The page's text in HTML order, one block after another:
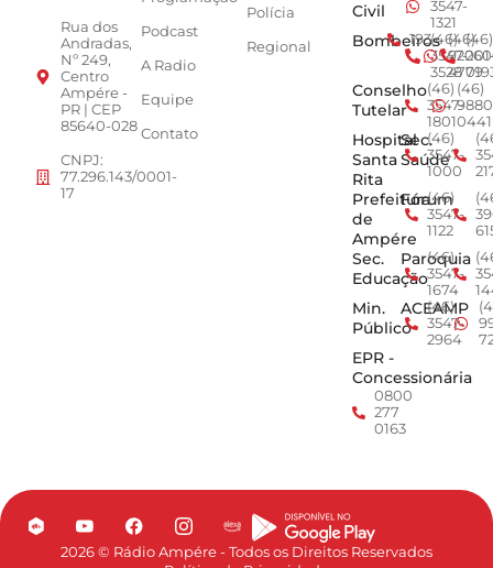
Rua dos
Andradas,
Nº 249,
Centro
Ampére -
PR | CEP
85640-028
CNPJ:
77.296.143/0001-
17
Podcast
A Radio
Equipe
Contato
Polícia
Regional
Civil
3547-
1321
Bombeiros
193(46)
3547-
3528
(46)
4779
(46)
Conselho
Tutelar
(46)
3547-
1801
(46)
0441
Hospital
Santa
Rita
Sec.
Saúde
(46)
3547-
1000
Prefeitura
de
Ampére
Fórum
(46)
3547-
1122
Sec.
Educação
Paroquia
(46)
3547-
1674
Min.
Público
ACEAMP
(46)
3547-
2964
EPR -
Concessionária
0800
277
0163
2026 © Rádio Ampére - Todos os Direitos Reservados